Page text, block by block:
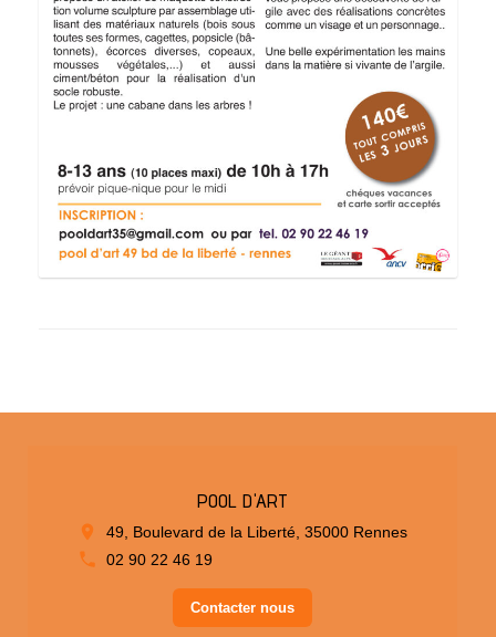
POOL D'ART
49, Boulevard de la Liberté, 35000 Rennes
02 90 22 46 19
Contacter nous